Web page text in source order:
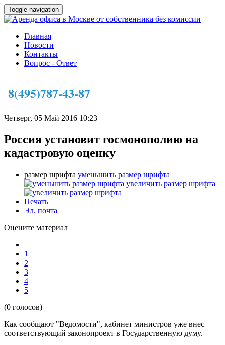
Toggle navigation
Главная
Новости
Контакты
Вопрос - Ответ
8(495)787-43-87
Четверг, 05 Май 2016 10:23
Россия установит госмонополию на
кадастровую оценку
размер шрифта уменьшить размер шрифта
увеличить размер шрифта
Печать
Эл. почта
Оцените материал
1
2
3
4
5
(0 голосов)
Как сообщают "Ведомости", кабинет министров уже внес
соответствующий законопроект в Государственную думу.